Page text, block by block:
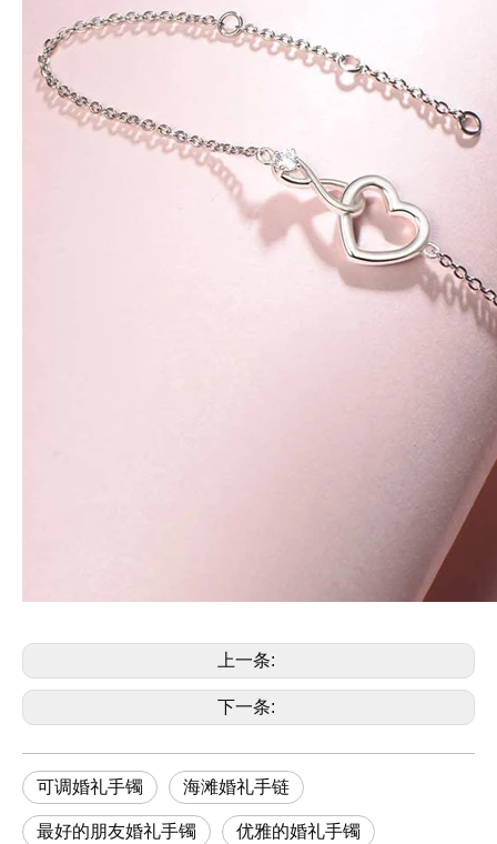
上一条:
下一条:
可调婚礼手镯 海滩婚礼手链
最好的朋友婚礼手镯 优雅的婚礼手镯